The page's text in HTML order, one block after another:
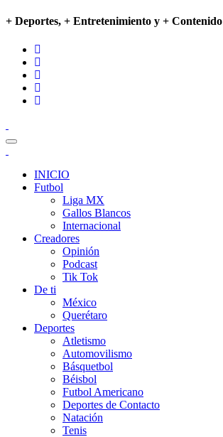
+ Deportes, + Entretenimiento y + Contenido
INICIO
Futbol
Liga MX
Gallos Blancos
Internacional
Creadores
Opinión
Podcast
Tik Tok
De ti
México
Querétaro
Deportes
Atletismo
Automovilismo
Básquetbol
Béisbol
Futbol Americano
Deportes de Contacto
Natación
Tenis